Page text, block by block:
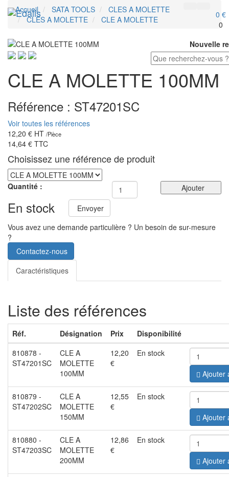
0 €
0
Nouvelle
Accueil SATA TOOLS
CLES A MOLETTE
CLES A MOLETTE
CLE A MOLETTE
CLE A MOLETTE 100MM
Référence : ST47201SC
Voir toutes les références
12,20 € HT /Pièce
14,64 € TTC
Choisissez une référence de produit
Quantité : Ajouter
En stock
Envoyer
Vous avez une demande particulière ? Un besoin de sur-mesure
?
Contactez-nous
Caractéristiques
Liste des références
Réf. Désignation Prix
Disponibilité
810878 -
ST47201SC
CLE A
MOLETTE
100MM
12,20
€
En stock
Ajouter
810879 -
ST47202SC
CLE A
MOLETTE
150MM
12,55
€
En stock
Ajouter
810880 -
ST47203SC
CLE A
MOLETTE
200MM
12,86
€
En stock
Ajouter